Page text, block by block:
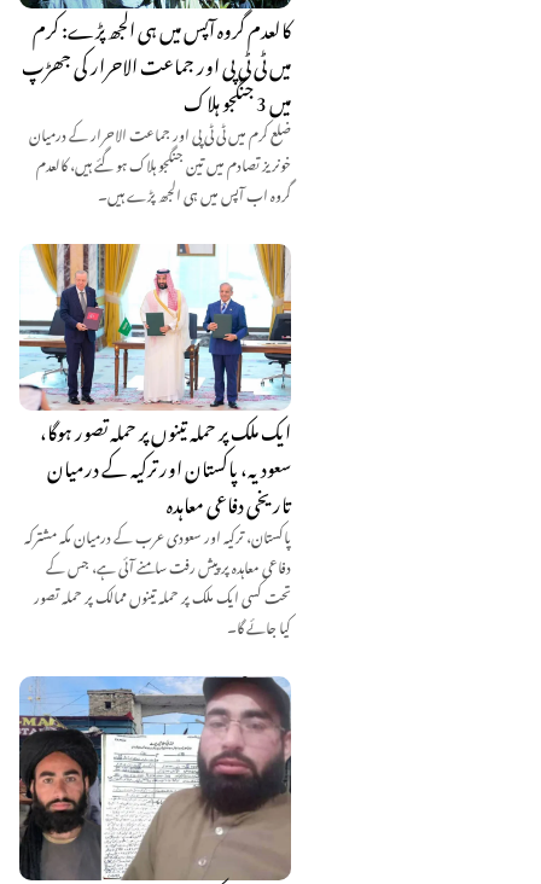
کالعدم گروہ آپس میں ہی الجھ پڑے: کرم
میں ٹی ٹی پی اور جماعت الاحرار کی جھڑپ
میں 3 جنگجو ہلاک
ضلع کرم میں ٹی ٹی پی اور جماعت الاحرار کے درمیان
خونریز تصادم میں تین جنگجو ہلاک ہو گئے ہیں، کالعدم
گروہ اب آپس میں ہی الجھ پڑے ہیں۔
ایک ملک پر حملہ تینوں پر حملہ تصور ہوگا،
سعودیہ، پاکستان اور ترکیہ کے درمیان
تاریخی دفاعی معاہدہ
پاکستان، ترکیہ اور سعودی عرب کے درمیان مکہ مشترکہ
دفاعی معاہدہ پر پیش رفت سامنے آئی ہے، جس کے
تحت کسی ایک ملک پر حملہ تینوں ممالک پر حملہ تصور
کیا جائے گا۔